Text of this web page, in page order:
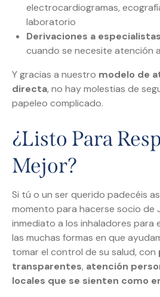
electrocardiogramas,
laboratorio
Derivaciones a
cuando se necesite atención
Y gracias a nuestro modelo de
directa, no hay molestias de
papeleo complicado.
¿Listo Para
Mejor?
Si tú o un ser querido padecéis
momento para hacerse socio de
inmediato a los inhaladores para
las muchas formas en que
tomar el control de su salud, con
transparentes, atención
locales que se sienten como